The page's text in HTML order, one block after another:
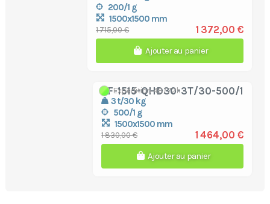
200/1 g
1500x1500 mm
1 715,00 € 1 372,00 €
Ajouter au panier
TF-1515-QHD30-3T/30-500/1
3 t/30 kg
500/1 g
1500x1500 mm
Expédition 48/72h
1 830,00 € 1 464,00 €
Ajouter au panier